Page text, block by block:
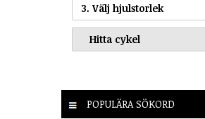
3. Välj hjulstorlek
POPULÄRA SÖKORD